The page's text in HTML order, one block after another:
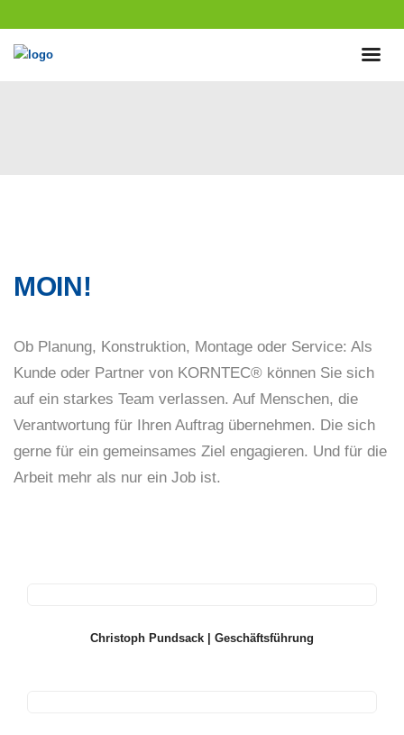
MOIN!
Ob Planung, Konstruktion, Montage oder Service: Als
Kunde oder Partner von KORNTEC® können Sie sich
auf ein starkes Team verlassen. Auf Menschen, die
Verantwortung für Ihren Auftrag übernehmen. Die sich
gerne für ein gemeinsames Ziel engagieren. Und für die
Arbeit mehr als nur ein Job ist.
Christoph Pundsack | Geschäftsführung